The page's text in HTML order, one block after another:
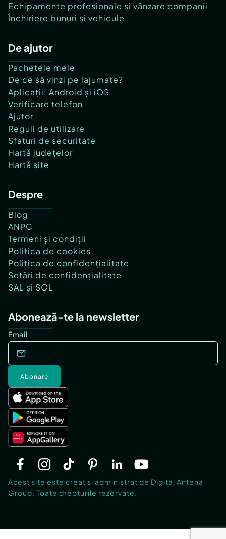
Echipamente profesionale și vânzare companii
Închiriere bunuri și vehicule
De ajutor
Pachetele mele
De ce să vinzi pe lajumate?
Aplicații: Android și iOS
Verificare telefon
Ajutor
Reguli de utilizare
Sfaturi de securitate
Hartă județelor
Hartă site
Despre
Blog
ANPC
Termeni și condiții
Politica de cookies
Politica de confidențialitate
Setări de confidențialitate
SAL și SOL
Abonează-te la newsletter
Email
Abonare
Acest site este creat si administrat de Digital Antena
Group. Toate drepturile rezervate.